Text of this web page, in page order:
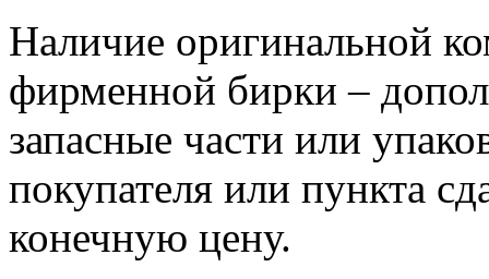
Наличие оригинальной
фирменной бирки –
запасные части или
покупателя или пункта
конечную цену.